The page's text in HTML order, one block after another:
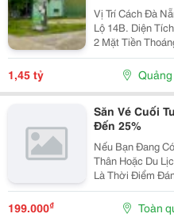
Vị Trí Cách Đà
Lộ 14B. Diện Tích 110M2, Ngang 5,5M Dài 20M, Lô Góc
2 Mặt Tiền Thoáng Đẹp. Đường 6M, 2
Quốc Lộ 14B Và
Cư Đông Đúc,
1,45 tỷ
Săn Vé Cuối
Đến 25%
Nếu Bạn Đang
Thân Hoặc Du
Là Thời Điểm
Giá Ưu Đãi.
Đãi Cuối Tuần
199.000₫ Toàn